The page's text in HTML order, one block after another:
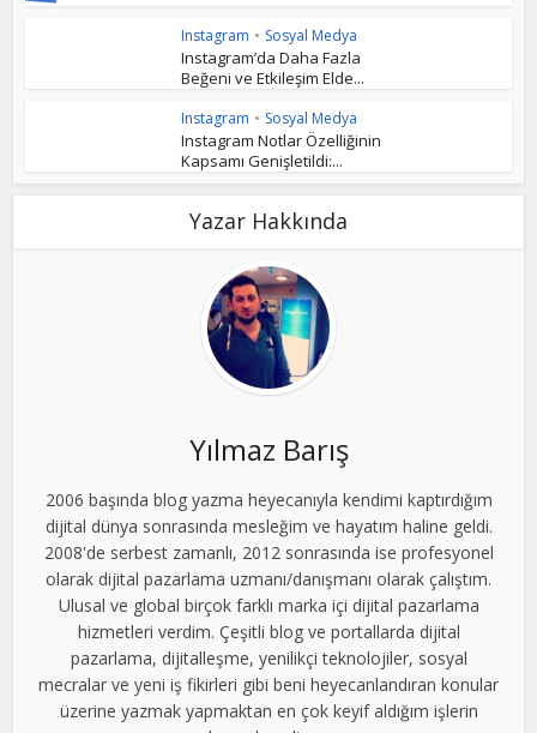
Instagram • Sosyal Medya
Instagram’da Daha Fazla
Beğeni ve Etkileşim Elde...
Instagram • Sosyal Medya
Instagram Notlar Özelliğinin
Kapsamı Genişletildi:...
Yazar Hakkında
Yılmaz Barış
2006 başında blog yazma heyecanıyla kendimi kaptırdığım
dijital dünya sonrasında mesleğim ve hayatım haline geldi.
2008'de serbest zamanlı, 2012 sonrasında ise profesyonel
olarak dijital pazarlama uzmanı/danışmanı olarak çalıştım.
Ulusal ve global birçok farklı marka içi dijital pazarlama
hizmetleri verdim. Çeşitli blog ve portallarda dijital
pazarlama, dijitalleşme, yenilikçi teknolojiler, sosyal
mecralar ve yeni iş fikirleri gibi beni heyecanlandıran konular
üzerine yazmak yapmaktan en çok keyif aldığım işlerin